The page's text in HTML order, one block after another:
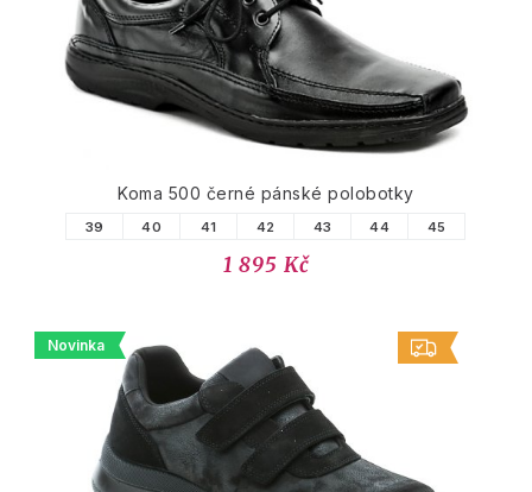
Koma 500 černé pánské polobotky
39 40 41 42 43 44 45
1 895 Kč
Novinka